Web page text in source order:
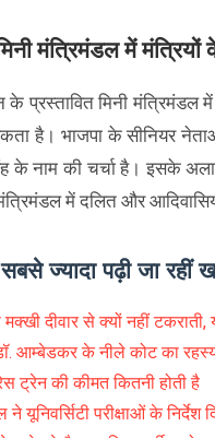
मंत्रिमंडल में मंत्रियों
के प्रस्तावित मिनी मंत्रिमंडल
है। भाजपा के सीनियर नेताओं
के नाम की चर्चा है। इसके
में दलित और
ज्यादा पढ़ी जा रहीं
दीवार से क्यों नहीं टकराती,
आम्बेडकर के नीले कोट का
ट्रेन की कीमत कितनी होती है
यूनिवर्सिटी परीक्षाओं के निर्देश